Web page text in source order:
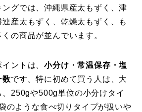
ングでは、沖縄県産太もずく、津
産太もずく、乾燥太もずく、も
の商品が並んでいます。
イントは、小分け・常温保存・塩
数です。特に初めて買う人は、大
250gや500g単位の小分けタイ
のような食べ切りタイプが扱いや